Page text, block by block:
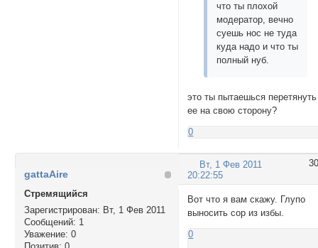
что ты плохой
модератор, вечно
суешь нос не туда
куда надо и что ты
полный нуб.
это ты пытаешься перетянуть
ее на свою сторону?
0
30
Вт, 1 Фев 2011
20:22:55
gattaAire
Стремящийся
Зарегистрирован: Вт, 1 Фев 2011
Сообщений: 1
Уважение: 0
Позитив: 0
Вот что я вам скажу. Глупо
выносить сор из избы.
0